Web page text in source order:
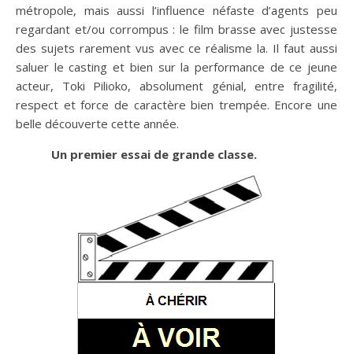
métropole, mais aussi l’influence néfaste d’agents peu
regardant et/ou corrompus : le film brasse avec justesse
des sujets rarement vus avec ce réalisme la. Il faut aussi
saluer le casting et bien sur la performance de ce jeune
acteur, Toki Pilioko, absolument génial, entre fragilité,
respect et force de caractère bien trempée. Encore une
belle découverte cette année.
Un premier essai de grande classe.